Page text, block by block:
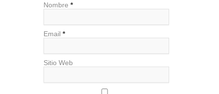
Nombre *
Email *
Sitio Web